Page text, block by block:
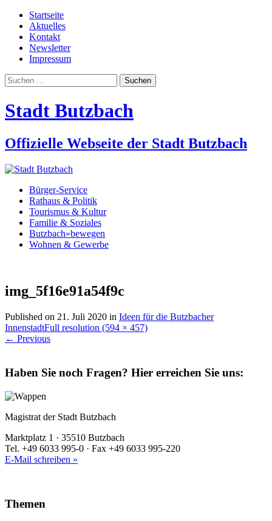
Startseite
Aktuelles
Kontakt
Newsletter
Impressum
Suchen
nach:
Stadt Butzbach
Offizielle Webseite der Stadt Butzbach
Bürger-Service
Rathaus & Politik
Tourismus & Kultur
Familie & Soziales
Butzbach»bewegen
Wohnen & Gewerbe
img_5f16e91a54f9c
Published on 21. Juli 2020 in Ideen für die Butzbacher
InnenstadtFull resolution (594 × 457)
← Previous
Haben Sie noch Fragen? Hier erreichen Sie uns:
Magistrat der Stadt Butzbach
Marktplatz 1 · 35510 Butzbach
Tel. +49 6033 995-0 · Fax +49 6033 995-220
E-Mail schreiben »
Themen